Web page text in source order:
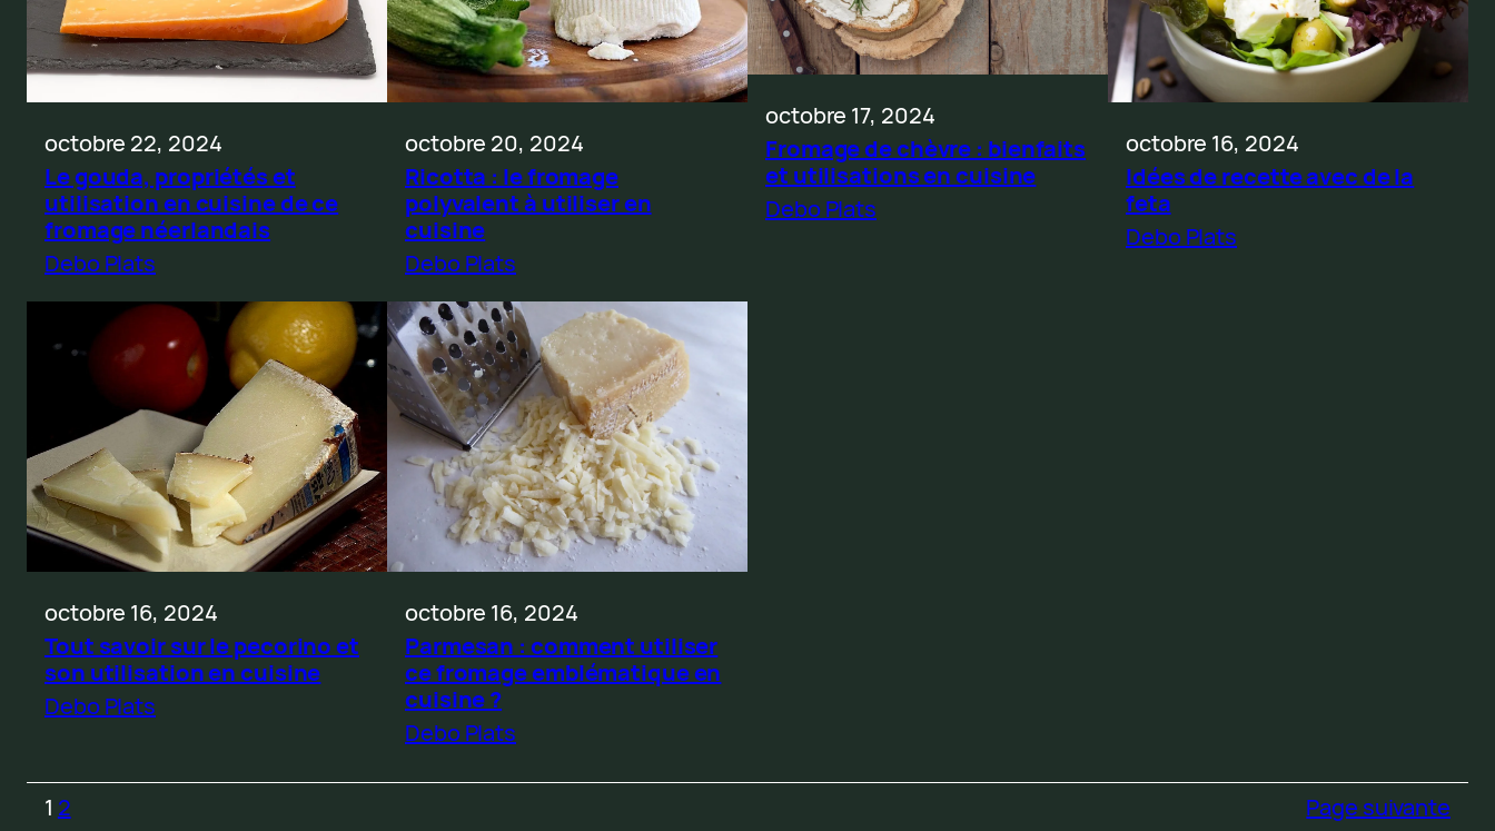
octobre 22, 2024
Le gouda, propriétés et
utilisation en cuisine de ce
fromage néerlandais
Debo Plats
octobre 20, 2024
Ricotta : le fromage
polyvalent à utiliser en
cuisine
Debo Plats
octobre 17, 2024
Fromage de chèvre : bienfaits
et utilisations en cuisine
Debo Plats
octobre 16, 2024
Idées de recette avec de la
feta
Debo Plats
octobre 16, 2024
Tout savoir sur le pecorino et
son utilisation en cuisine
Debo Plats
octobre 16, 2024
Parmesan : comment utiliser
ce fromage emblématique en
cuisine ?
Debo Plats
1 2 Page suivante